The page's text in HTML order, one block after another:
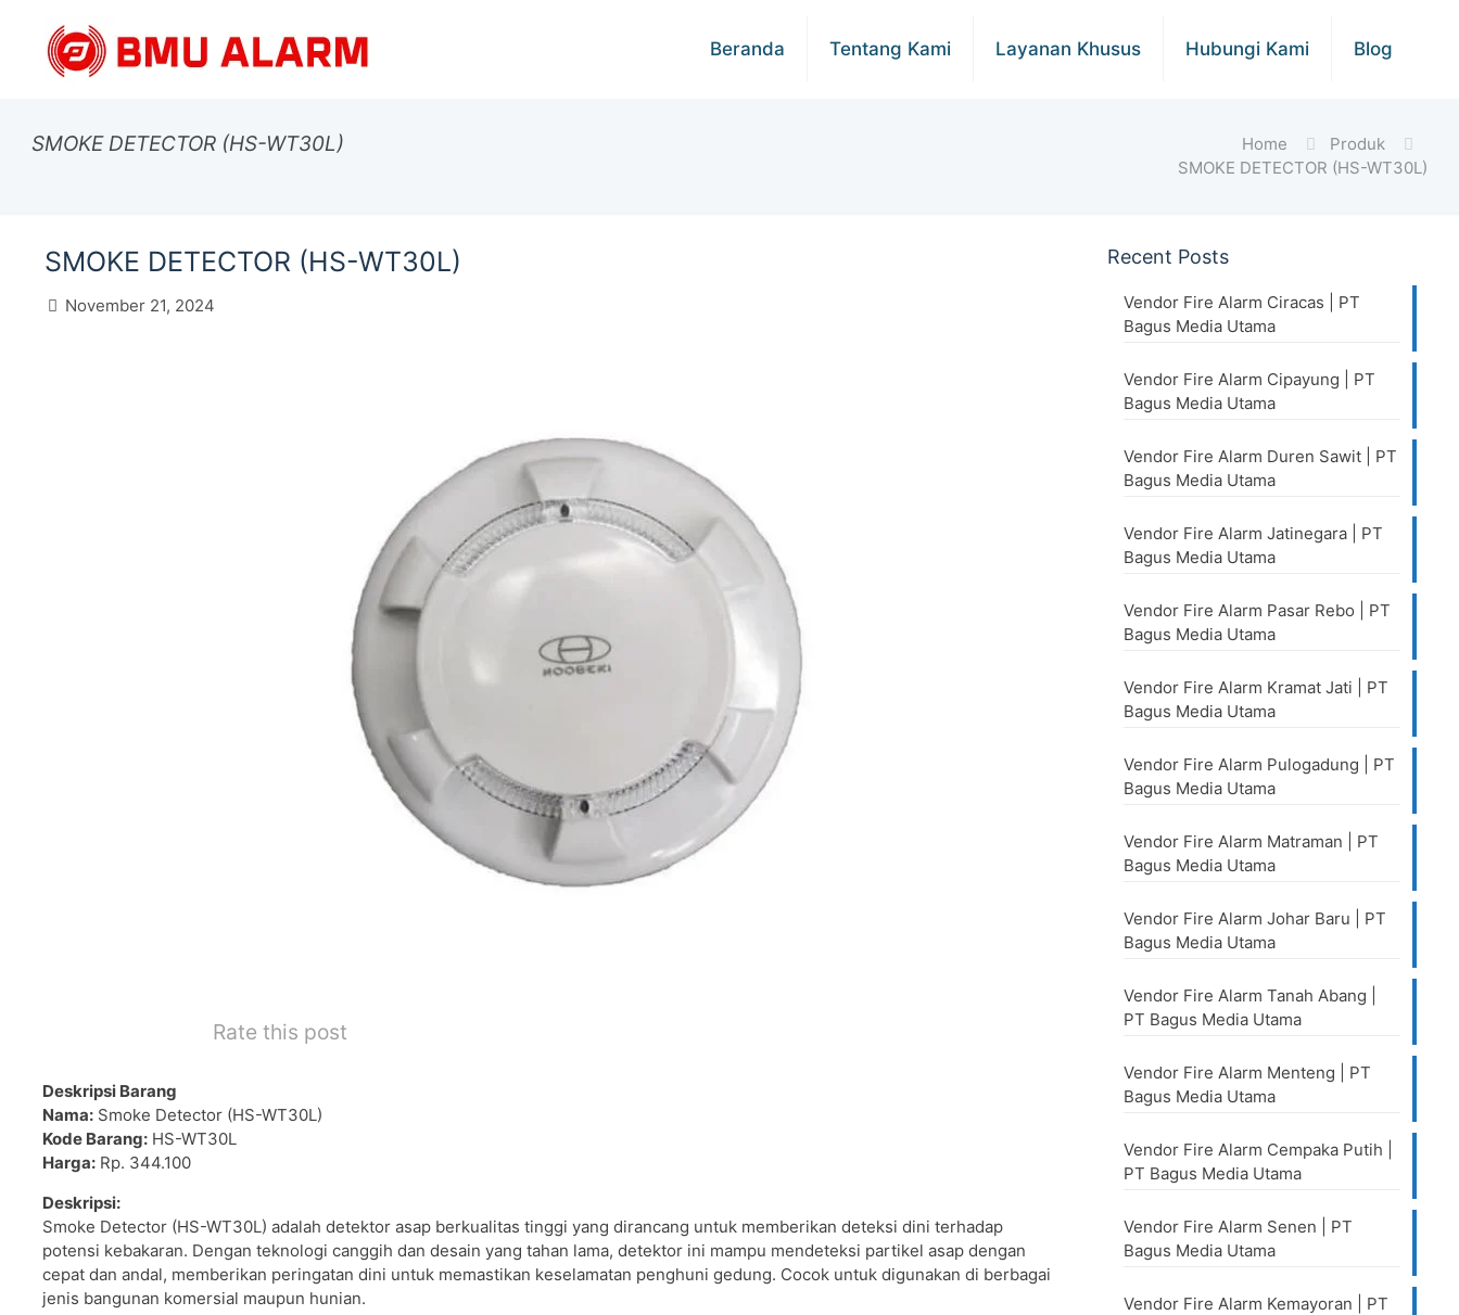
Beranda Tentang Kami Layanan Khusus Hubungi Kami Blog
SMOKE DETECTOR (HS-WT30L) Home
Produk
SMOKE DETECTOR (HS-WT30L)
SMOKE DETECTOR (HS-WT30L)
November 21, 2024
Rate this post
Deskripsi Barang
Nama:Smoke Detector (HS-WT30L)
Kode Barang:HS-WT30L
Harga:Rp. 344.100
Deskripsi:
Smoke Detector (HS-WT30L) adalah detektor asap berkualitas tinggi yang dirancang untuk memberikan deteksi dini terhadap
potensi kebakaran. Dengan teknologi canggih dan desain yang tahan lama, detektor ini mampu mendeteksi partikel asap dengan
cepat dan andal, memberikan peringatan dini untuk memastikan keselamatan penghuni gedung. Cocok untuk digunakan di berbagai
jenis bangunan komersial maupun hunian.
Recent Posts
Vendor Fire Alarm Ciracas | PT
Bagus Media Utama
Vendor Fire Alarm Cipayung | PT
Bagus Media Utama
Vendor Fire Alarm Duren Sawit | PT
Bagus Media Utama
Vendor Fire Alarm Jatinegara | PT
Bagus Media Utama
Vendor Fire Alarm Pasar Rebo | PT
Bagus Media Utama
Vendor Fire Alarm Kramat Jati | PT
Bagus Media Utama
Vendor Fire Alarm Pulogadung | PT
Bagus Media Utama
Vendor Fire Alarm Matraman | PT
Bagus Media Utama
Vendor Fire Alarm Johar Baru | PT
Bagus Media Utama
Vendor Fire Alarm Tanah Abang |
PT Bagus Media Utama
Vendor Fire Alarm Menteng | PT
Bagus Media Utama
Vendor Fire Alarm Cempaka Putih |
PT Bagus Media Utama
Vendor Fire Alarm Senen | PT
Bagus Media Utama
Vendor Fire Alarm Kemayoran | PT